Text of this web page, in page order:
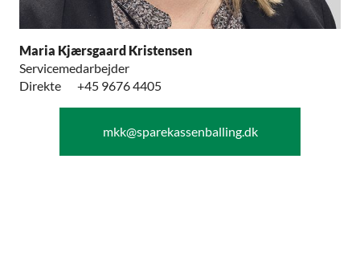
Maria Kjærsgaard Kristensen
Servicemedarbejder
Direkte
+45 9676 4405​
mkk@sparekassenballing.dk